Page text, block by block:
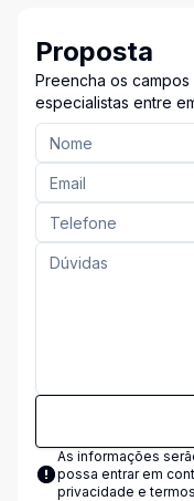
Proposta
Preencha os
especialistas entre
As informações
possa entrar em
privacidade e